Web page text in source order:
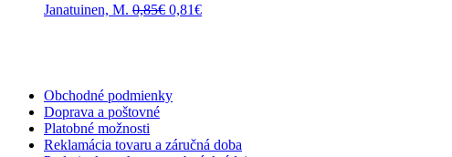
Janatuinen, M. 0,85€ Pôvodná
0,81€Aktuálna
Obchodné podmienky
Doprava a poštovné
Platobné možnosti
Reklamácia tovaru a záručná doba